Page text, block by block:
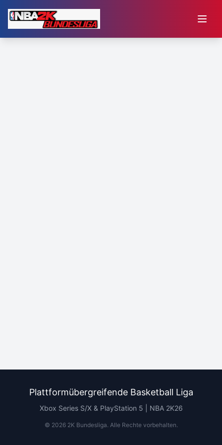
Plattformübergreifende Basketball Liga
Xbox Series S/X & PlayStation 5 | NBA 2K26
© 20262K Bundesliga. Alle Rechte vorbehalten.